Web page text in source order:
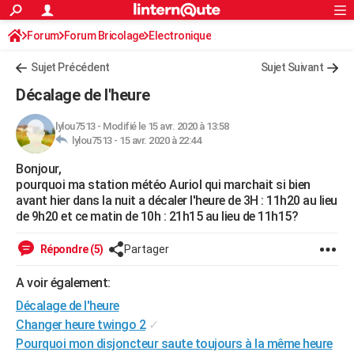
ACTUALITÉS
Politique
Société
Faits Divers
Education
Monde
Villes
+
FINANCE
Retraite
Impôts
Epargne
Immobilier
Risques naturels par ville
Banque
Assurance
Crédit
AUTO
Essais
Réserver un essai
Citadines
Berlines
SUV
Forum auto
+HIGH-TECH
Mobiles
Meilleur smartphone
Internet
Ordinateurs
Jeux vidéo
Guide high-tech
+BRICOLAGE
Forum
Aménagement intérieur
Extérieur
Cuisine
Salle de bains
Jardinage
Rangement
WEEK-END
LIFESTYLE
Art de vivre
Bien-être
Loisirs
Mode
Modes de vie
SANTE
Alimentation
Guide de la santé
Maladies
Médicaments
Sommeil
VOYAGE
S'inscrire
Connexion
Forum Forum Bricolage Electronique
Sujet Précédent Sujet Suivant
Décalage de l'heure
lylou7513- Modifié le 15 avr. 2020 à 13:58
lylou7513 - 15 avr. 2020 à 22:44
Bonjour,
pourquoi ma station météo Auriol qui marchait si bien
avant hier dans la nuit a décaler l'heure de 3H : 11h20 au lieu
de 9h20 et ce matin de 10h : 21h15 au lieu de 11h15?
Répondre (5) Partager
A voir également:
Décalage de l'heure
Changer heure twingo 2 ✓
Pourquoi mon disjoncteur saute toujours à la même heure